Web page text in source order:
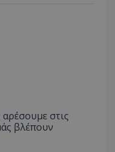
αρέσουμε στις
βλέπουν